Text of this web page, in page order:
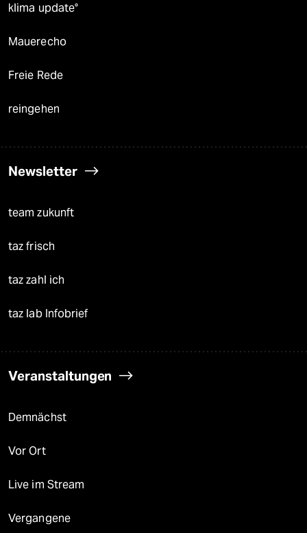
klima update°
Mauerecho
Freie Rede
reingehen
Newsletter
team zukunft
taz frisch
taz zahl ich
taz lab Infobrief
Veranstaltungen
Demnächst
Vor Ort
Live im Stream
Vergangene